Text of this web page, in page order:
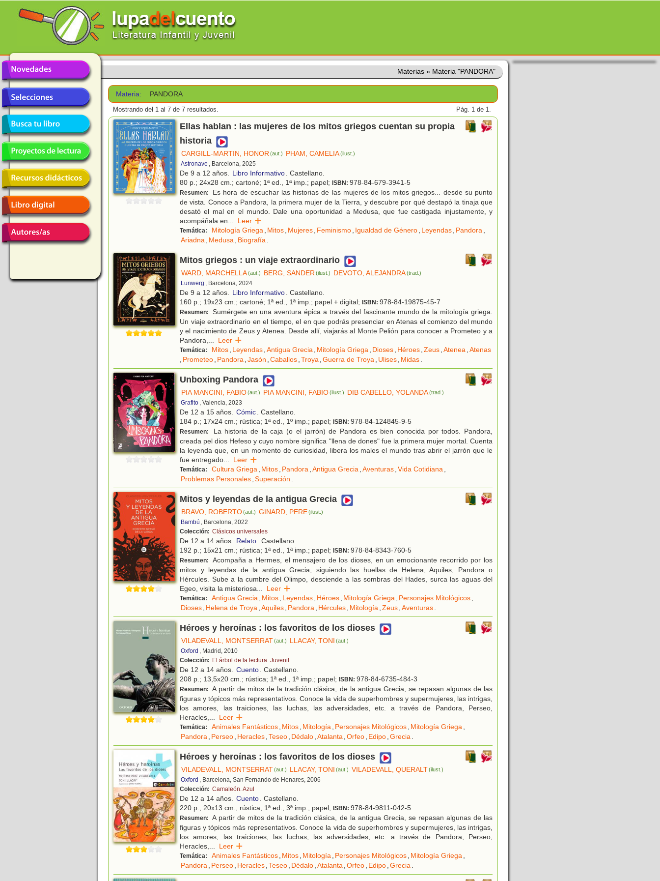
Materias » Materia "PANDORA"
Materia: PANDORA
Mostrando del 1 al 7 de 7 resultados. Pág. 1 de 1.
Ellas hablan : las mujeres de los mitos griegos cuentan su propia
historia
CARGILL-MARTIN, HONOR(aut.) PHAM, CAMELIA(ilust.)
Astronave , Barcelona, 2025
De 9 a 12 años. Libro Informativo. Castellano.
80 p.; 24x28 cm.; cartoné; 1ª ed., 1ª imp.; papel; ISBN: 978-84-679-3941-5
Resumen:
Es hora de escuchar las historias de las mujeres de los mitos griegos... desde su punto
de vista. Conoce a Pandora, la primera mujer de la Tierra, y descubre por qué destapó la tinaja que
desató el mal en el mundo. Dale una oportunidad a Medusa, que fue castigada injustamente, y
acompáñala en... Leer
Temática: Mitología Griega, Mitos, Mujeres, Feminismo, Igualdad de Género, Leyendas, Pandora,
Ariadna, Medusa, Biografía.
Mitos griegos : un viaje extraordinario
WARD, MARCHELLA(aut.) BERG, SANDER(ilust.) DEVOTO, ALEJANDRA(trad.)
Lunwerg , Barcelona, 2024
De 9 a 12 años. Libro Informativo. Castellano.
160 p.; 19x23 cm.; cartoné; 1ª ed., 1ª imp.; papel + digital; ISBN: 978-84-19875-45-7
Resumen:
Sumérgete en una aventura épica a través del fascinante mundo de la mitología griega.
Un viaje extraordinario en el tiempo, el en que podrás presenciar en Atenas el comienzo del mundo
y el nacimiento de Zeus y Atenea. Desde allí, viajarás al Monte Pelión para conocer a Prometeo y a
Pandora,... Leer
Temática: Mitos, Leyendas,Antigua Grecia, Mitología Griega, Dioses, Héroes,Zeus,Atenea,Atenas
, Prometeo, Pandora,Jasón ,Caballos,Troya,Guerra de Troya, Ulises, Midas.
Unboxing Pandora
PIA MANCINI, FABIO(aut.) PIA MANCINI, FABIO(ilust.) DIB CABELLO, YOLANDA(trad.)
Grafito , Valencia, 2023
De 12 a 15 años. Cómic. Castellano.
184 p.; 17x24 cm.; rústica; 1ª ed., 1º imp.; papel; ISBN: 978-84-124845-9-5
Resumen:
La historia de la caja (o el jarrón) de Pandora es bien conocida por todos. Pandora,
creada pel dios Hefeso y cuyo nombre significa "llena de dones" fue la primera mujer mortal. Cuenta
la leyenda que, en un momento de curiosidad, libera los males el mundo tras abrir el jarrón que le
fue entregado... Leer
Temática: Cultura Griega, Mitos, Pandora,Antigua Grecia,Aventuras,Vida Cotidiana,
Problemas Personales,Superación .
Mitos y leyendas de la antigua Grecia
BRAVO, ROBERTO(aut.) GINARD, PERE(ilust.)
Bambú , Barcelona, 2022
Colección: Clásicos universales
De 12 a 14 años. Relato. Castellano.
192 p.; 15x21 cm.; rústica; 1ª ed., 1ª imp.; papel; ISBN: 978-84-8343-760-5
Resumen:
Acompaña a Hermes, el mensajero de los dioses, en un emocionante recorrido por los
mitos y leyendas de la antigua Grecia, siguiendo las huellas de Helena, Aquiles, Pandora o
Hércules. Sube a la cumbre del Olimpo, desciende a las sombras del Hades, surca las aguas del
Egeo, visita la misteriosa... Leer
Temática: Antigua Grecia, Mitos, Leyendas, Héroes, Mitología Griega, Personajes Mitológicos,
Dioses, Helena de Troya,Aquiles, Pandora, Hércules, Mitología,Zeus,Aventuras.
Héroes y heroínas : los favoritos de los dioses
VILADEVALL, MONTSERRAT(aut.) LLACAY, TONI (aut.)
Oxford , Madrid, 2010
Colección: El árbol de la lectura. Juvenil
De 12 a 14 años. Cuento. Castellano.
208 p.; 13,5x20 cm.; rústica; 1ª ed., 1ª imp.; papel; ISBN: 978-84-6735-484-3
Resumen: A partir de mitos de la tradición clásica, de la antigua Grecia, se repasan algunas de las
figuras y tópicos más representativos. Conoce la vida de superhombres y supermujeres, las intrigas,
los amores, las traiciones, las luchas, las adversidades, etc. a través de Pandora, Perseo,
Heracles,... Leer
Temática: Animales Fantásticos, Mitos, Mitología, Personajes Mitológicos, Mitología Griega,
Pandora, Perseo, Heracles,Teseo, Dédalo,Atalanta,Orfeo, Edipo,Grecia.
Héroes y heroínas : los favoritos de los dioses
VILADEVALL, MONTSERRAT(aut.) LLACAY, TONI (aut.) VILADEVALL, QUERALT (ilust.)
Oxford , Barcelona, San Fernando de Henares, 2006
Colección: Camaleón. Azul
De 12 a 14 años. Cuento. Castellano.
220 p.; 20x13 cm.; rústica; 1ª ed., 3ª imp.; papel; ISBN: 978-84-9811-042-5
Resumen: A partir de mitos de la tradición clásica, de la antigua Grecia, se repasan algunas de las
figuras y tópicos más representativos. Conoce la vida de superhombres y supermujeres, las intrigas,
los amores, las traiciones, las luchas, las adversidades, etc. a través de Pandora, Perseo,
Heracles,... Leer
Temática: Animales Fantásticos, Mitos, Mitología, Personajes Mitológicos, Mitología Griega,
Pandora, Perseo, Heracles,Teseo, Dédalo,Atalanta,Orfeo, Edipo,Grecia.